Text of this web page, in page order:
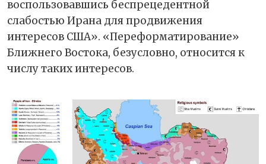
воспользовавшись беспрецедентной
слабостью Ирана для продвижения
интересов США». «Переформатирование»
Ближнего Востока, безусловно, относится к
числу таких интересов.